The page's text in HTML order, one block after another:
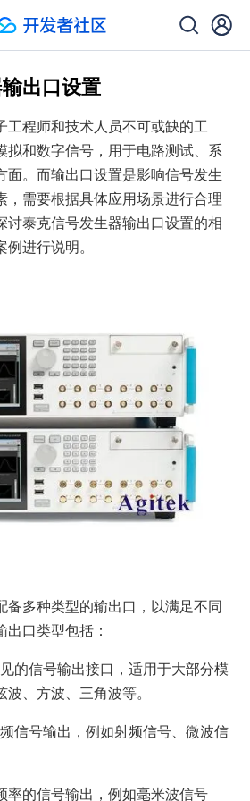
出口设置
工程师和技术人员不可或缺的工
拟和数字信号，用于电路测试、系
面。而输出口设置是影响信号发生
，需要根据具体应用场景进行合理
讨泰克信号发生器输出口设置的相
进行说明。
备多种类型的输出口，以满足不同
口类型包括：
的信号输出接口，适用于大部分模
、方波、三角波等。
信号输出，例如射频信号、微波信
率的信号输出，例如毫米波信号